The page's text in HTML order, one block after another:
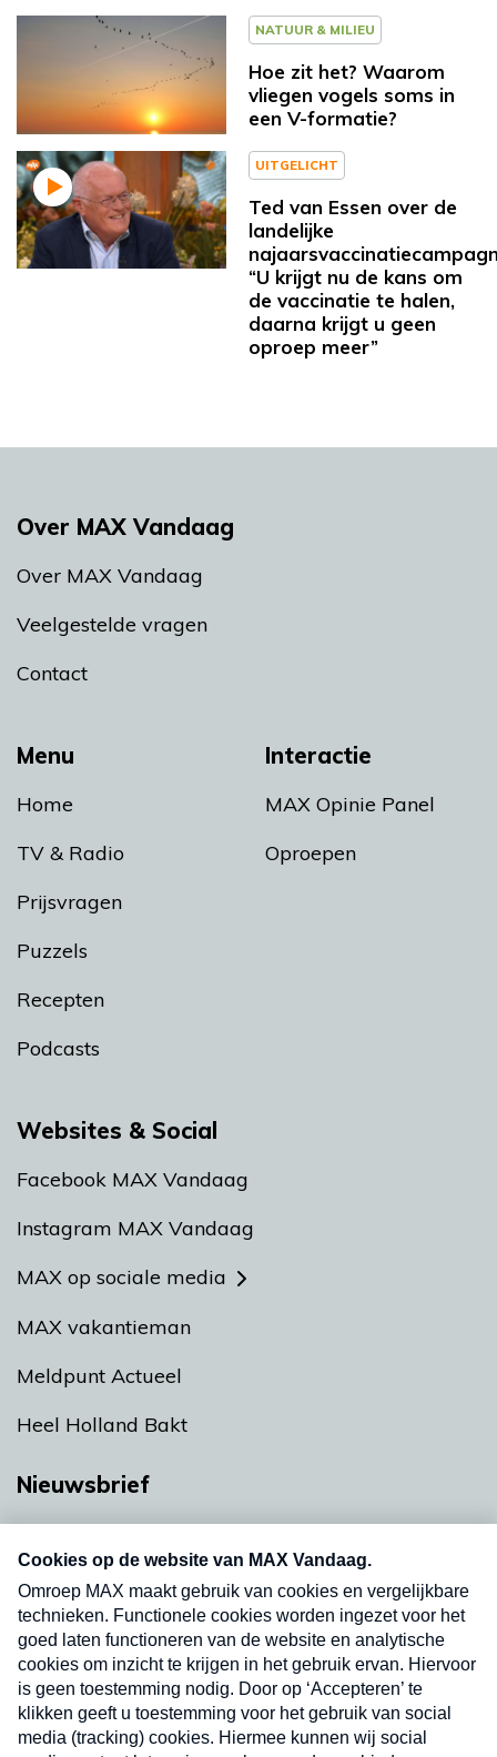
NATUUR & MILIEU
Hoe zit het? Waarom
vliegen vogels soms in
een V-formatie?
UITGELICHT
Ted van Essen over de
landelijke
“U krijgt nu de kans om
de vaccinatie te halen,
daarna krijgt u geen
oproep meer”
Menu
Home
TV & Radio
Prijsvragen
Puzzels
Recepten
Podcasts
Interactie
MAX Opinie Panel
Oproepen
Over MAX Vandaag
Over MAX Vandaag
Veelgestelde vragen
Contact
Websites & Social
Facebook MAX Vandaag
Instagram MAX Vandaag
MAX op sociale media
MAX vakantieman
Meldpunt Actueel
Heel Holland Bakt
Nieuwsbrief
nieuwsbrief. Elke vrijdag- en dinsdagochtend in
uw mailbox.
Verzend